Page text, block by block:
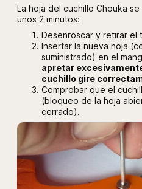
La hoja del cuchillo Chouka
unos 2 minutos:
Desenroscar y retirar el
Insertar la nueva hoja
suministrado) en el
apretar
cuchillo gire
Comprobar que el
(bloqueo de la hoja
cerrado).